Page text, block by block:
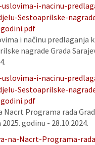
i-nacinu-
Sestoaprilske-
i načinu predlaganja
nagrade Grada
i-nacinu-
Sestoaprilske-
Nacrt Programa rada
godinu - 28.10.2024.
na-Nacrt-Programa-